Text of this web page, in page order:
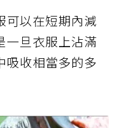
可以在短期內減
一旦衣服上沾滿
吸收相當多的多